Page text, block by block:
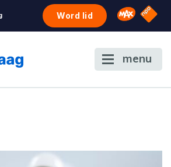
Word lid Omroep
NPO
menu